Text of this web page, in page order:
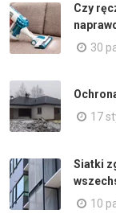
Czy
30
17
Siatki
10